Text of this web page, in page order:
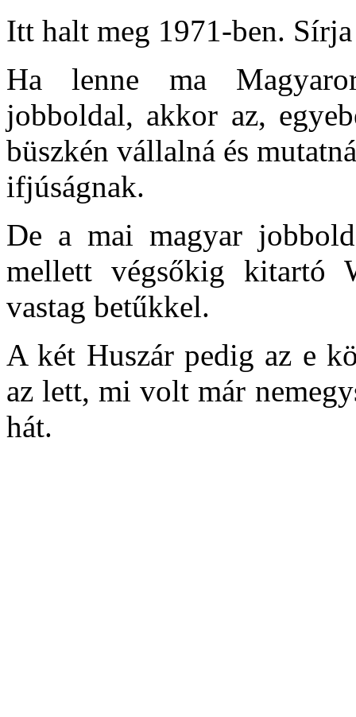
Itt halt meg 1971-ben.
Ha lenne ma
jobboldal, akkor az,
büszkén vállalná és
ifjúságnak.
De a mai magyar
mellett végsőkig kitartó
vastag betűkkel.
A két Huszárpedig az e
az lett, mi volt már
hát.